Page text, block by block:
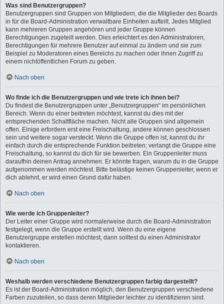
Was sind Benutzergruppen?
Benutzergruppen sind Gruppen von Mitgliedern, die die Mitglieder des Boards
in für die Board-Administration verwaltbare Einheiten aufteilt. Jedes Mitglied
kann mehreren Gruppen angehören und jeder Gruppe können
Berechtigungen zugeteilt werden. Dies erleichtert es den Administratoren,
Berechtigungen für mehrere Benutzer auf einmal zu ändern und sie zum
Beispiel zu Moderatoren eines Bereichs zu machen oder ihnen Zugriff zu
einem nichtöffentlichen Forum zu geben.
Nach oben
Wo finde ich die Benutzergruppen und wie trete ich ihnen bei?
Du findest die Benutzergruppen unter „Benutzergruppen“ im persönlichen
Bereich. Wenn du einer beitreten möchtest, kannst du dies mit der
entsprechenden Schaltfläche machen. Nicht alle Gruppen sind allgemein
offen. Einige erfordern erst eine Freischaltung, andere können geschlossen
sein und weitere sogar versteckt. Wenn die Gruppe offen ist, kannst du ihr
einfach durch die entsprechende Funktion beitreten; verlangt die Gruppe eine
Freischaltung, so kannst du dich für sie bewerben. Ein Gruppenleiter muss
daraufhin deinen Antrag annehmen. Er könnte fragen, warum du in die Gruppe
aufgenommen werden möchtest. Bitte belästige keinen Gruppenleiter, wenn er
dich ablehnt, er wird einen Grund dafür haben.
Nach oben
Wie werde ich Gruppenleiter?
Der Leiter einer Gruppe wird normalerweise durch die Board-Administration
festgelegt, wenn die Gruppe erstellt wird. Wenn du eine eigene
Benutzergruppe erstellen möchtest, dann solltest du einen Administrator
kontaktieren.
Nach oben
Weshalb werden verschiedene Benutzergruppen farbig dargestellt?
Es ist der Board-Administration möglich, den Benutzergruppen verschiedene
Farben zuzuteilen, so dass deren Mitglieder leichter zu identifizieren sind.